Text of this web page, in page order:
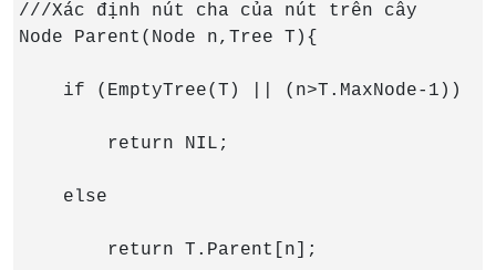
///Xác định nút cha của nút trên cây
Node Parent(Node n,Tree T){
    if (EmptyTree(T) || (n>T.MaxNode-1))
        return NIL;
    else
        return T.Parent[n];